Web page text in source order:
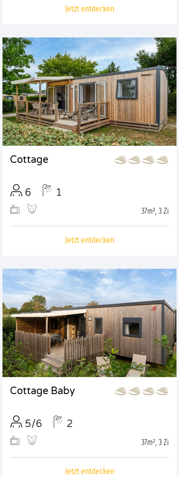
Jetzt entdecken
Cottage
6 1
37m², 3 Zi
Jetzt entdecken
Cottage Baby
5/6 2
37m², 3 Zi
Jetzt entdecken